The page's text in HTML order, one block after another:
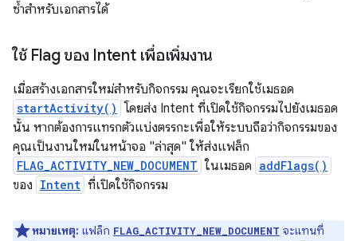
ซ้ำสำหรับเอกสารได้
ใช้ Flag ของ Intent เพื่อเพิ่มงาน
เมื่อสร้างเอกสารใหม่สำหรับกิจกรรม คุณจะเรียกใช้เมธอด
startActivity() โดยส่ง Intent ที่เปิดใช้กิจกรรมไปยังเมธอด
นั้น หากต้องการแทรกตัวแบ่งตรรกะเพื่อให้ระบบถือว่ากิจกรรมของ
คุณเป็นงานใหม่ในหน้าจอ "ล่าสุด" ให้ส่งแฟล็ก
FLAG_ACTIVITY_NEW_DOCUMENT ในเมธอด addFlags()
ของ Intent ที่เปิดใช้กิจกรรม
หมายเหตุ: แฟล็ก FLAG_ACTIVITY_NEW_DOCUMENT จะแทนที่